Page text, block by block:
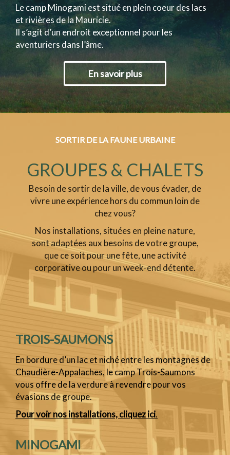
Le camp Minogami est situé en plein coeur des lacs
et rivières de la Mauricie.
Il s’agit d’un endroit exceptionnel pour les
aventuriers dans l’âme.
En savoir plus
SORTIR DE LA FAUNE URBAINE
GROUPES & CHALETS
Besoin de sortir de la ville, de vous évader, de
vivre une expérience hors du commun loin de
chez vous?
Nos installations, situées en pleine nature,
sont adaptées aux besoins de votre groupe,
que ce soit pour une fête, une activité
corporative ou pour un week-end détente.
TROIS-SAUMONS
En bordure d’un lac et niché entre les montagnes de
Chaudière-Appalaches, le camp Trois-Saumons
vous offre de la verdure à revendre pour vos
évasions de groupe.
Pour voir nos installations, cliquez ici.
MINOGAMI